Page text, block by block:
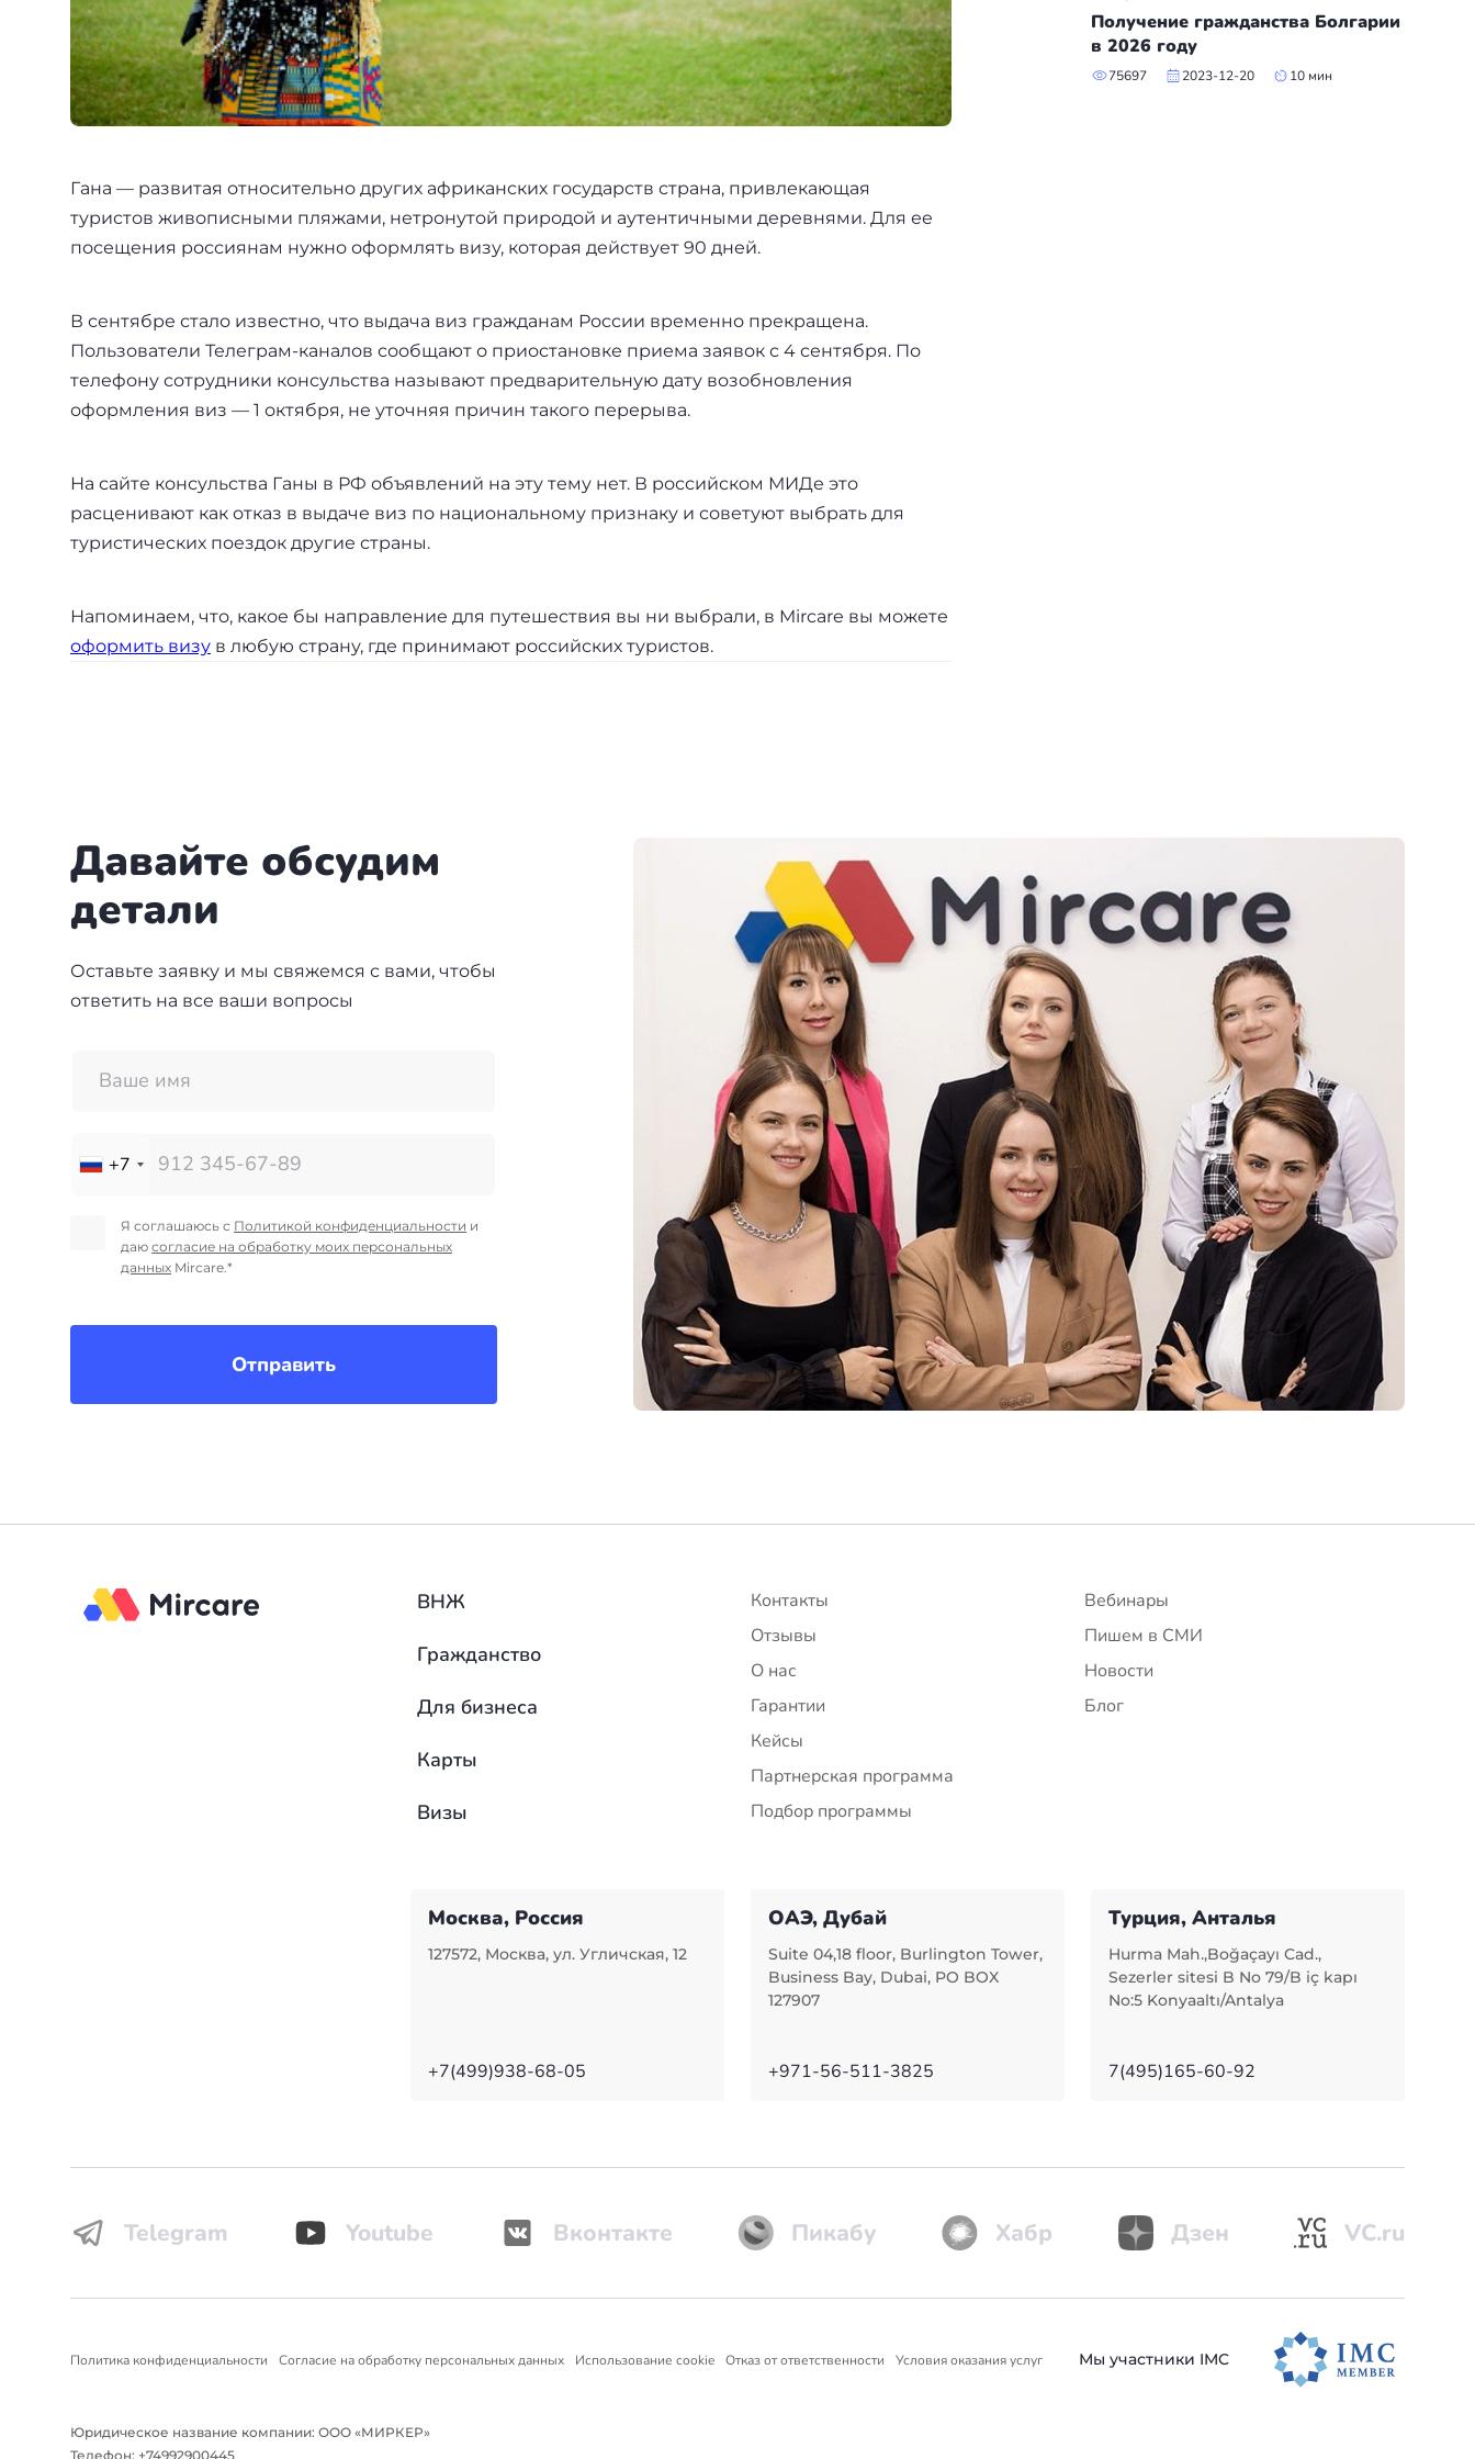
Гана — развитая относительно других африканских государств страна, привлекающая
туристов живописными пляжами, нетронутой природой и аутентичными деревнями. Для ее
посещения россиянам нужно оформлять визу, которая действует 90 дней.
В сентябре стало известно, что выдача виз гражданам России временно прекращена.
Пользователи Телеграм-каналов сообщают о приостановке приема заявок с 4 сентября. По
телефону сотрудники консульства называют предварительную дату возобновления
оформления виз — 1 октября, не уточняя причин такого перерыва.
На сайте консульства Ганы в РФ объявлений на эту тему нет. В российском МИДе это
расценивают как отказ в выдаче виз по национальному признаку и советуют выбрать для
туристических поездок другие страны.
Напоминаем, что, какое бы направление для путешествия вы ни выбрали, в Mircare вы можете
оформить визу в любую страну, где принимают российских туристов.
Получение гражданства Болгарии
в 2026 году
75697 2023-12-20 10 мин
Давайте обсудим
детали
Оставьте заявку и мы свяжемся с вами, чтобы
ответить на все ваши вопросы
+7
Я соглашаюсь с Политикой конфиденциальности и
даю согласие на обработку моих персональных
данных Mircare.*
Отправить
ВНЖ
Гражданство
Для бизнеса
Карты
Визы
Контакты
Отзывы
О нас
Гарантии
Кейсы
Партнерская программа
Подбор программы
Вебинары
Пишем в СМИ
Новости
Блог
Москва, Россия
127572, Москва, ул. Угличская, 12
+7(499)938-68-05
ОАЭ, Дубай
Suite 04,18 floor, Burlington Tower,
Business Bay, Dubai, PO BOX
127907
+971-56-511-3825
Турция, Анталья
Hurma Mah.,Boğaçayı Cad.,
Sezerler sitesi B No 79/B iç kapı
No:5 Konyaaltı/Antalya
7(495)165-60-92
Telegram Youtube Вконтакте Пикабу Хабр Дзен VC.ru
Политика конфиденциальности Согласие на обработку персональных данных Использование cookie Отказ от ответственности Условия оказания услуг Мы участники IMC
Юридическое название компании: ООО «МИРКЕР»
Телефон: +74992900445
+7(499)938-68-05
Whatsapp Telegram
Дания
Словакия
Аргентина
Канада
Парагвай
Другие страны
Бали
+7(499)938-68-05